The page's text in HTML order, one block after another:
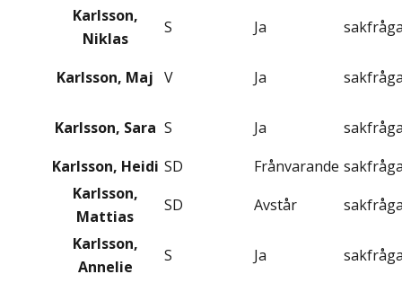
Karlsson,
Niklas
S Ja
Karlsson, Maj V Ja
Karlsson, Sara S Ja
Karlsson, Heidi SD Frånvarande
Karlsson,
Mattias
SD Avstår
Karlsson,
Annelie
S Ja